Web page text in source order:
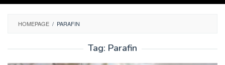
HOMEPAGE / PARAFIN
Tag: Parafin